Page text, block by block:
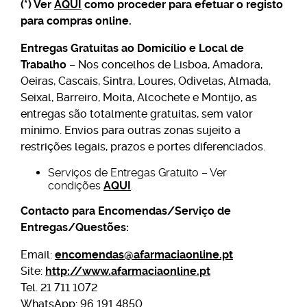
(*) Ver AQUI como proceder para efetuar o registo
para compras online.
Entregas Gratuitas ao Domicílio e Local de
Trabalho – Nos concelhos de Lisboa, Amadora,
Oeiras, Cascais, Sintra, Loures, Odivelas, Almada,
Seixal, Barreiro, Moita, Alcochete e Montijo, as
entregas são totalmente gratuitas, sem valor
mínimo. Envios para outras zonas sujeito a
restrições legais, prazos e portes diferenciados.
Serviços de Entregas Gratuito – Ver
condições AQUI
Contacto para Encomendas/Serviço de
Entregas/Questões:
Email: encomendas@afarmaciaonline.pt
Site: http://www.afarmaciaonline.pt
Tel. 21 711 1072
WhatsApp: 96 191 4850